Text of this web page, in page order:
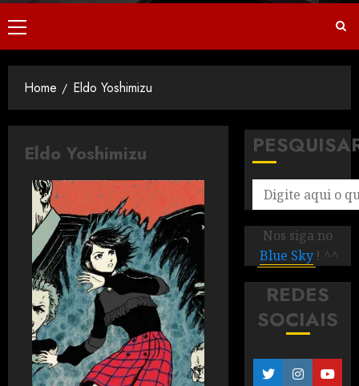
Home Eldo Yoshimizu
Eldo Yoshimizu
Nos siga no
Blue Sky ! ^^
REDES
SOCIAIS